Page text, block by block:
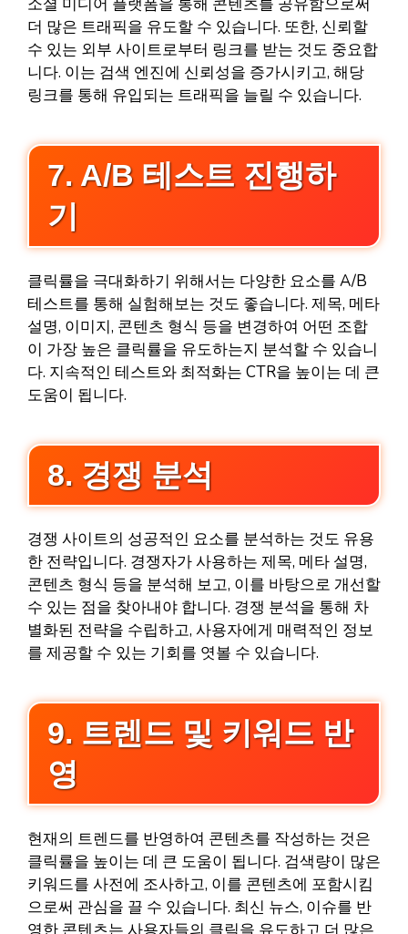
소셜 미디어 플랫폼을 통해 콘텐츠를 공유함으로써
더 많은 트래픽을 유도할 수 있습니다. 또한, 신뢰할
수 있는 외부 사이트로부터 링크를 받는 것도 중요합
니다. 이는 검색 엔진에 신뢰성을 증가시키고, 해당
링크를 통해 유입되는 트래픽을 늘릴 수 있습니다.
7. A/B 테스트 진행하
기
클릭률을 극대화하기 위해서는 다양한 요소를 A/B
테스트를 통해 실험해보는 것도 좋습니다. 제목, 메타
설명, 이미지, 콘텐츠 형식 등을 변경하여 어떤 조합
이 가장 높은 클릭률을 유도하는지 분석할 수 있습니
다. 지속적인 테스트와 최적화는 CTR을 높이는 데 큰
도움이 됩니다.
8. 경쟁 분석
경쟁 사이트의 성공적인 요소를 분석하는 것도 유용
한 전략입니다. 경쟁자가 사용하는 제목, 메타 설명,
콘텐츠 형식 등을 분석해 보고, 이를 바탕으로 개선할
수 있는 점을 찾아내야 합니다. 경쟁 분석을 통해 차
별화된 전략을 수립하고, 사용자에게 매력적인 정보
를 제공할 수 있는 기회를 엿볼 수 있습니다.
9. 트렌드 및 키워드 반
영
현재의 트렌드를 반영하여 콘텐츠를 작성하는 것은
클릭률을 높이는 데 큰 도움이 됩니다. 검색량이 많은
키워드를 사전에 조사하고, 이를 콘텐츠에 포함시킴
으로써 관심을 끌 수 있습니다. 최신 뉴스, 이슈를 반